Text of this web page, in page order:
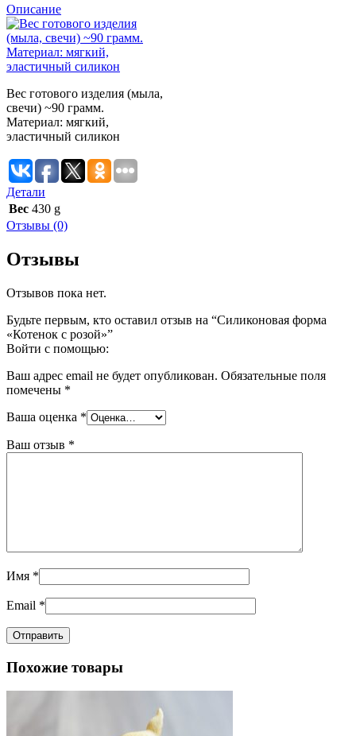
Описание
Вес готового изделия (мыла,
свечи) ~90 грамм.
Материал: мягкий,
эластичный силикон
Детали
Вес 430 g
Отзывы (0)
Отзывы
Отзывов пока нет.
Будьте первым, кто оставил отзыв на “Силиконовая форма
«Котенок с розой»”
Войти с помощью:
Ваш адрес email не будет опубликован. Обязательные поля
помечены *
Ваша оценка *
Ваш отзыв *
Имя *
Email *
Похожие товары